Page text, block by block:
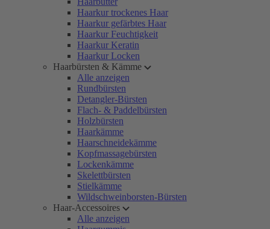
Haarkur trockenes Haar
Haarkur gefärbtes Haar
Haarkur Feuchtigkeit
Haarkur Keratin
Haarkur Locken
Haarbürsten & Kämme
Alle anzeigen
Rundbürsten
Detangler-Bürsten
Flach- & Paddelbürsten
Holzbürsten
Haarkämme
Haarschneidekämme
Kopfmassagebürsten
Lockenkämme
Skelettbürsten
Stielkämme
Wildschweinborsten-Bürsten
Haar-Accessoires
Alle anzeigen